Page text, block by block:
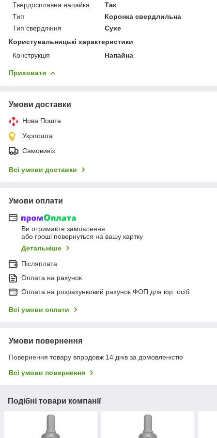
Твердосплавна напайка
Так
Тип
Коронка свердлильна
Тип свердління
Сухе
Користувальницькі характеристики
Конструкція
Напайна
Приховати
Умови доставки
Нова Пошта
Укрпошта
Самовивіз
Всі умови доставки
Умови оплати
Ви отримаєте замовлення
або гроші повернуться на вашу картку
Детальніше
Післяплата
Оплата на рахунок
Оплата на розрахунковий рахунок ФОП для юр. осіб.
Всі умови оплати
Умови повернення
Повернення товару впродовж 14 днів за домовленістю
Всі умови повернення
Подібні товари компанії